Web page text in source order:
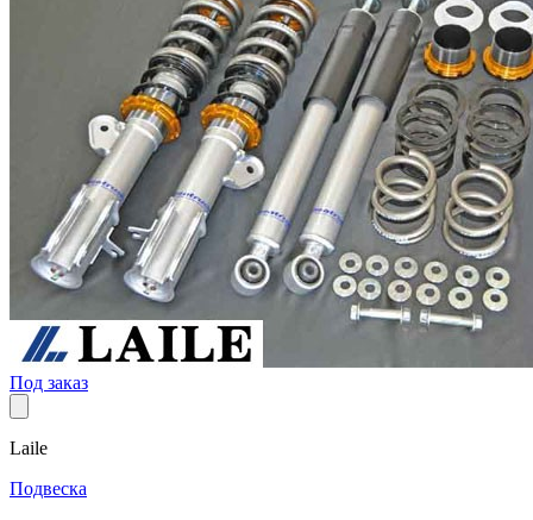
Под заказ
Laile
Подвеска